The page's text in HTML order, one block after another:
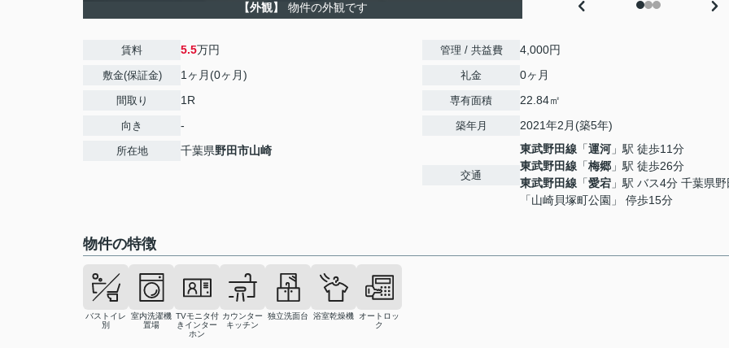
【外観】 物件の外観です
賃料 5.5万円
敷金(保証金) 1ヶ月(0ヶ月)
間取り 1R
向き -
所在地 千葉県野田市山崎
管理 / 共益費 4,000円
礼金 0ヶ月
専有面積 22.84㎡
築年月 2021年2月(築5年)
交通
東武野田線 「運河 」駅 徒歩11分
東武野田線 「梅郷 」駅 徒歩26分
東武野田線 「愛宕 」駅 バス4分 千葉県
「山崎貝塚町公園」 停歩15分
物件の特徴
バストイレ
別
室内洗濯機
置場
TVモニタ付
きインター
ホン
カウンター
キッチン
独立洗面台 浴室乾燥機
オートロッ
ク